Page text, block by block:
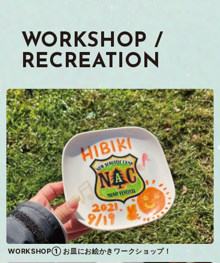
WORKSHOP /
RECREATION
WORKSHOP① お皿にお絵かきワークショップ！